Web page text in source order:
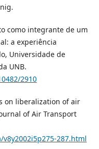
como integrante de um
a experiência
Universidade de
UNB.
2910
on liberalization of air
of Air Transport
287.html